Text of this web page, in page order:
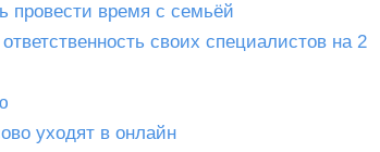
провести время с семьёй
своих специалистов на 2
уходят в онлайн